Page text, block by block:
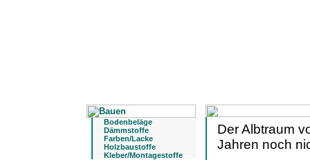
Bodenbeläge
Dämmstoffe
Farben/Lacke
Holzbaustoffe
Kleber/Montagestoffe
Der Albtraum
Jahren noch